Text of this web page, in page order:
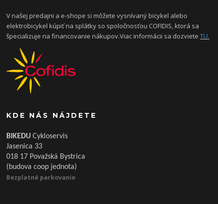
V našej predajni a e-shope si môžete vysnívaný bicykel alebo
elektrobicykel kúpiť na splátky so spoločnosťou COFIDIS, ktorá sa
špecializuje na financovanie nákupov.Viac informácii sa dozvieteTU.
KDE NÁS NÁJDETE
BIKEDUCykloservis
Jasenica 33
018 17 Považská Bystrica
(budova coop jednota)
Bezplatné parkovanie